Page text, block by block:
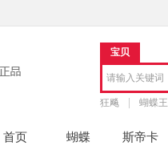
宝贝
狂飚 蝴蝶王
首页 蝴蝶 斯帝卡